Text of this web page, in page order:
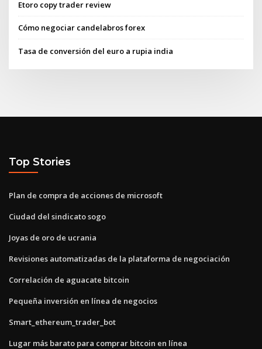
Etoro copy trader review
Cómo negociar candelabros forex
Tasa de conversión del euro a rupia india
Top Stories
Plan de compra de acciones de microsoft
Ciudad del sindicato sogo
Joyas de oro de ucrania
Revisiones automatizadas de la plataforma de negociación
Correlación de aguacate bitcoin
Pequeña inversión en línea de negocios
Smart_ethereum_trader_bot
Lugar más barato para comprar bitcoin en línea